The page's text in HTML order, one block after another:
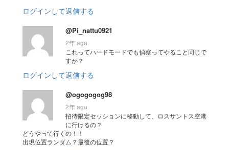
ログインして返信する
@Pi_nattu0921
2年 ago
これってハードモードでも偵察ってやること同じで
すか？
ログインして返信する
@ogogogog98
2年 ago
招待限定セッションに移動して、ロスサントス空港
に行けるの？
どうやって行くの！！
出現位置ランダム？最後の位置？